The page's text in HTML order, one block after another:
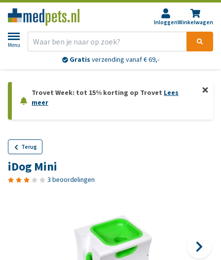
InloggenWinkelwagen
Menu
Gratis verzending vanaf € 69,-
Trovet Week: tot 15% korting op Trovet Lees
meer
Terug
iDog Mini
3 beoordelingen